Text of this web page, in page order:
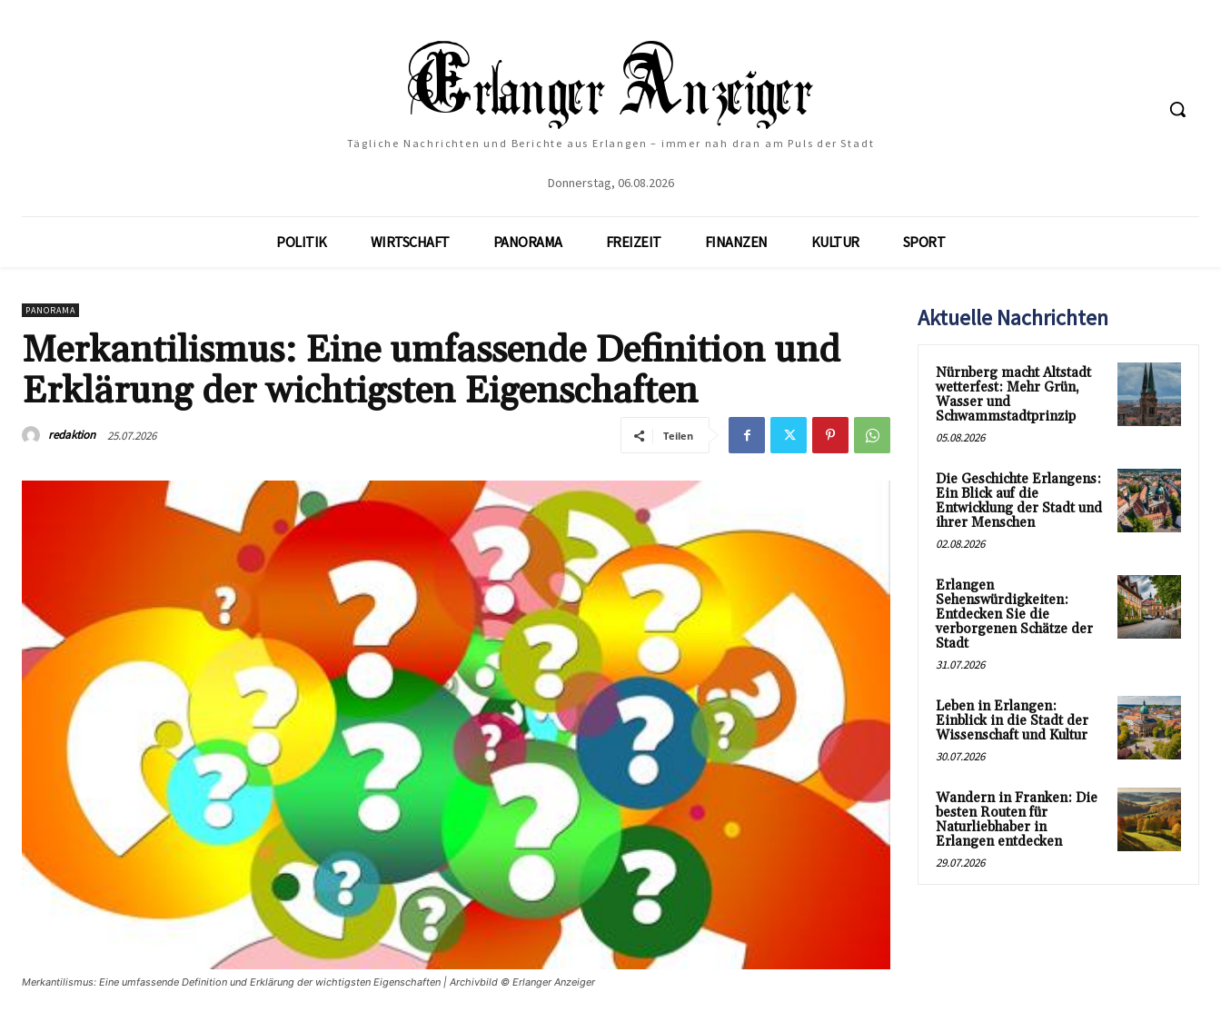
Tägliche Nachrichten und Berichte aus Erlangen – immer nah dran am Puls der Stadt
Donnerstag, 06.08.2026
POLITIK WIRTSCHAFT PANORAMA FREIZEIT FINANZEN KULTUR SPORT
PANORAMA
Merkantilismus: Eine umfassende Definition und
Erklärung der wichtigsten Eigenschaften
redaktion 25.07.2026 Teilen
Merkantilismus: Eine umfassende Definition und Erklärung der wichtigsten Eigenschaften | Archivbild © Erlanger Anzeiger
Aktuelle Nachrichten
Nürnberg macht Altstadt
wetterfest: Mehr Grün,
Wasser und
Schwammstadtprinzip
05.08.2026
Die Geschichte Erlangens:
Ein Blick auf die
Entwicklung der Stadt und
ihrer Menschen
02.08.2026
Erlangen
Sehenswürdigkeiten:
Entdecken Sie die
verborgenen Schätze der
Stadt
31.07.2026
Leben in Erlangen:
Einblick in die Stadt der
Wissenschaft und Kultur
30.07.2026
Wandern in Franken: Die
besten Routen für
Naturliebhaber in
Erlangen entdecken
29.07.2026